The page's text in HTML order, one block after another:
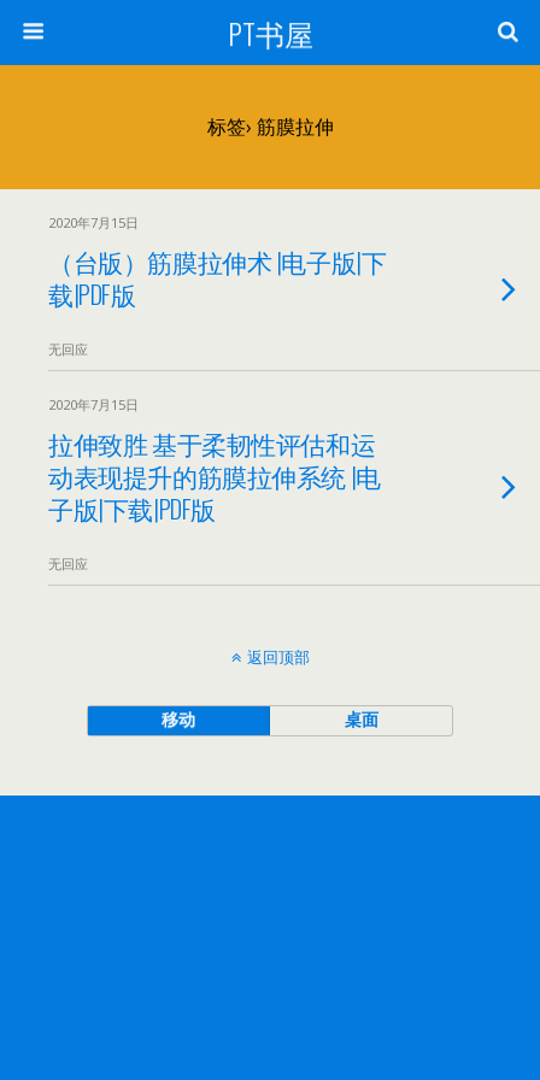
PT书屋
标签› 筋膜拉伸
2020年7月15日
（台版）筋膜拉伸术 |电子版|下
载|PDF版
无回应
2020年7月15日
拉伸致胜 基于柔韧性评估和运
动表现提升的筋膜拉伸系统 |电
子版|下载|PDF版
无回应
返回顶部
移动 桌面